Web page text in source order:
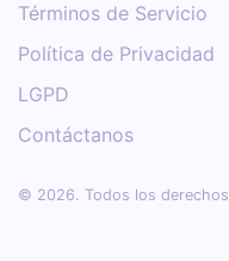
Términos de Servicio
Política de Privacidad
LGPD
Contáctanos
© 2026. Todos los